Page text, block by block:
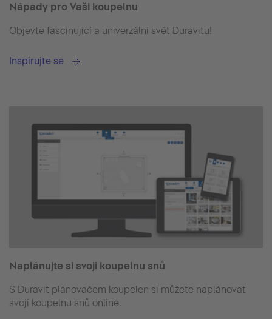
Nápady pro Vaši koupelnu
Objevte fascinující a univerzální svět Duravitu!
Inspirujte se
Naplánujte si svoji koupelnu snů
S Duravit plánovačem koupelen si můžete naplánovat
svoji koupelnu snů online.